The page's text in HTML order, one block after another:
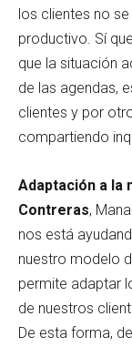
los clientes no
productivo. Sí
que la situación
de las agendas,
clientes y por
compartiendo
Adaptación a la
Contreras,
nos está
nuestro modelo
permite adaptar
de nuestros
De esta forma,